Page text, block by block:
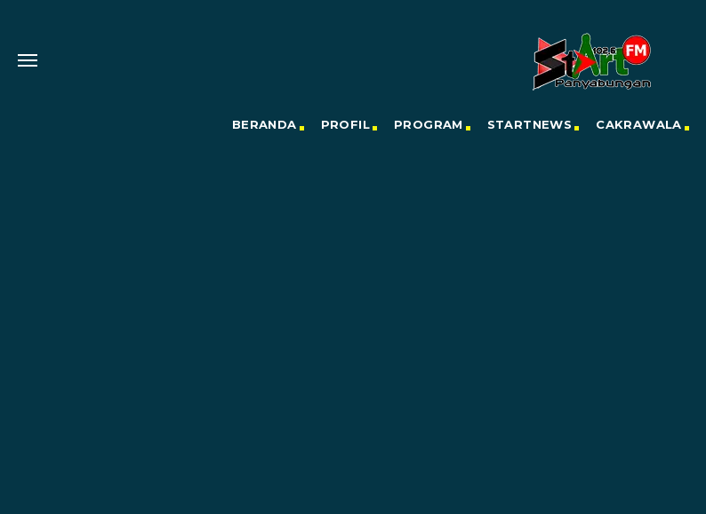
BERANDA PROFIL PROGRAM STARTNEWS CAKRAWALA